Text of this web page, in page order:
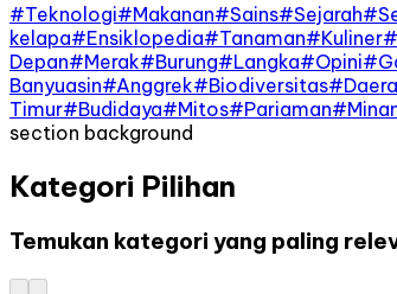
#Teknologi#Makanan#Sains#Sejarah#
kelapa#Ensiklopedia#Tanaman#Kuliner#
Depan#Merak#Burung#Langka#Opini#
Banyuasin#Anggrek#Biodiversitas#
Timur#Budidaya#Mitos#Pariaman#
section background
Kategori Pilihan
Temukan kategori yang paling